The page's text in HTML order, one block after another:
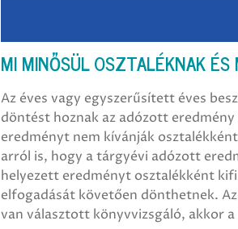
MI MINŐSÜL OSZTALÉKNAK
Az éves vagy egyszerűsített éves
döntést hoznak az adózott
eredményt nem kívánják
arról is, hogy a tárgyévi adózott
helyezett eredményt osztalékként
elfogadását követően dönthetnek.
van választott könyvvizsgáló, akkor